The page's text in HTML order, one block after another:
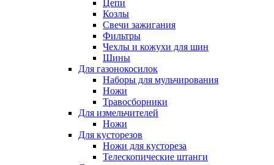
Цепи
Козлы
Свечи зажигания
Фильтры
Чехлы и кожухи для шин
Шины
Для газонокосилок
Наборы для мульчирования
Ножи
Травосборники
Для измельчителей
Ножи
Для кусторезов
Ножи для кустореза
Телескопические штанги